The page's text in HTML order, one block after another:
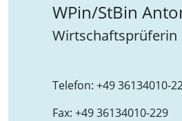
WPin/StBin
Wirtschaftsprüferin
Telefon: +49 36134010-
Fax: +49 36134010-229